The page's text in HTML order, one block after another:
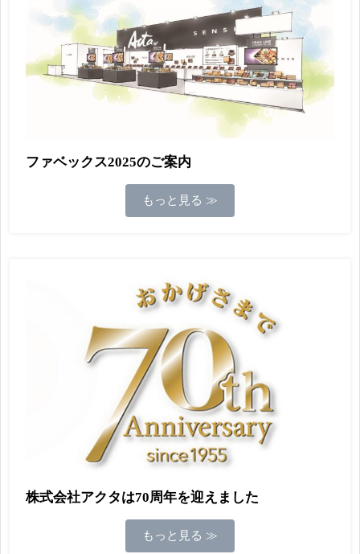
ファベックス2025のご案内
もっと見る ≫
株式会社アクタは70周年を迎えました
もっと見る ≫